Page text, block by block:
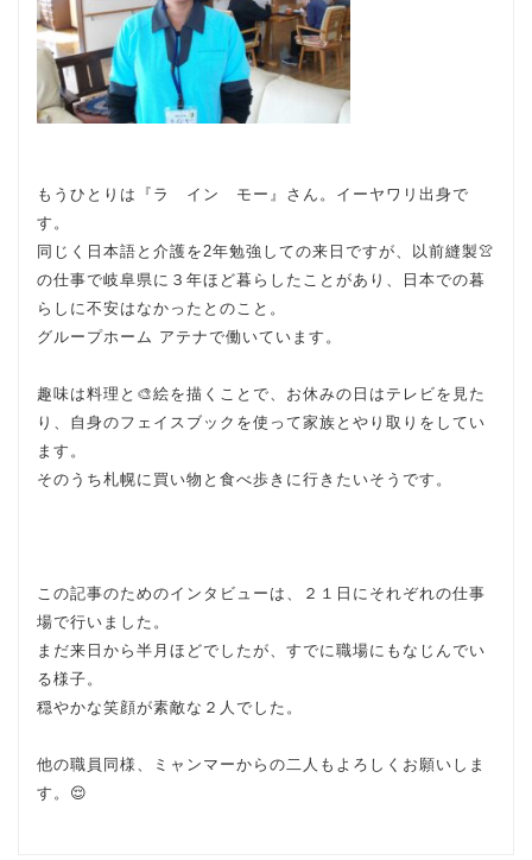
もうひとりは『ラ イン モー』さん。イーヤワリ出身で
す。
同じく日本語と介護を2年勉強しての来日ですが、以前縫製👚
の仕事で岐阜県に３年ほど暮らしたことがあり、日本での暮
らしに不安はなかったとのこと。
グループホーム アテナで働いています。
趣味は料理と🎨絵を描くことで、お休みの日はテレビを見た
り、自身のフェイスブックを使って家族とやり取りをしてい
ます。
そのうち札幌に買い物と食べ歩きに行きたいそうです。
この記事のためのインタビューは、２１日にそれぞれの仕事
場で行いました。
まだ来日から半月ほどでしたが、すでに職場にもなじんでい
る様子。
穏やかな笑顔が素敵な２人でした。
他の職員同様、ミャンマーからの二人もよろしくお願いしま
す。😌